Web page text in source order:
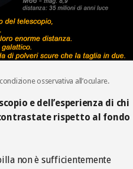
osservativa all’oculare.
e dell’esperienza di chi
rispetto al fondo
non è sufficientemente